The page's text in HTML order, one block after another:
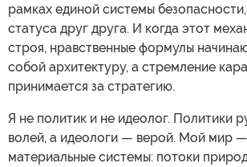
рамках единой системы
статуса друг друга. И когда этот
строя, нравственные формулы
собой архитектуру, а стремление
принимается за стратегию.
Я не политик и не идеолог. Политики
волей, а идеологи — верой. Мой мир
материальные системы: потоки